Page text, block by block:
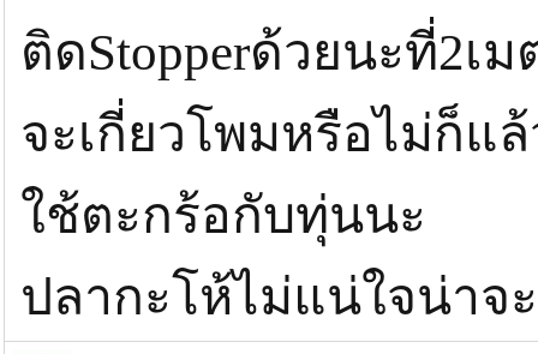
ติดStopperด้วยนะที่2เม
จะเกี่ยวโพมหรือไม่ก็แ
ใช้ตะกร้อกับทุ่นนะ
ปลากะโห้ไม่แน่ใจน่าจ